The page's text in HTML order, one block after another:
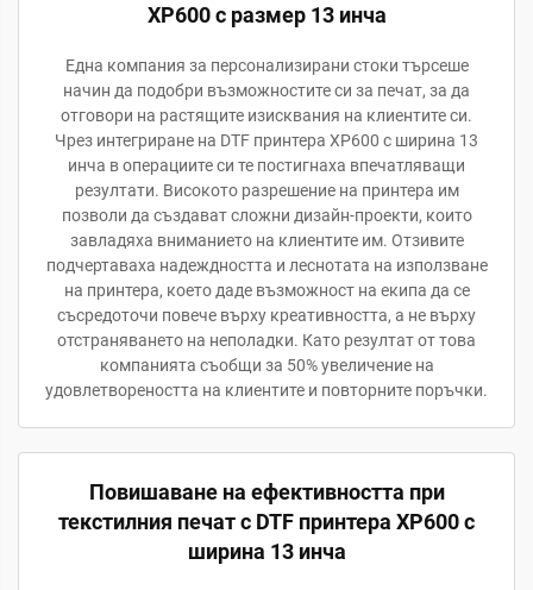
XP600 с размер 13 инча
Една компания за персонализирани стоки търсеше
начин да подобри възможностите си за печат, за да
отговори на растящите изисквания на клиентите си.
Чрез интегриране на DTF принтера XP600 с ширина 13
инча в операциите си те постигнаха впечатляващи
резултати. Високото разрешение на принтера им
позволи да създават сложни дизайн-проекти, които
завладяха вниманието на клиентите им. Отзивите
подчертаваха надеждността и леснотата на използване
на принтера, което даде възможност на екипа да се
съсредоточи повече върху креативността, а не върху
отстраняването на неполадки. Като резултат от това
компанията съобщи за 50% увеличение на
удовлетвореността на клиентите и повторните поръчки.
Повишаване на ефективността при
текстилния печат с DTF принтера XP600 с
ширина 13 инча